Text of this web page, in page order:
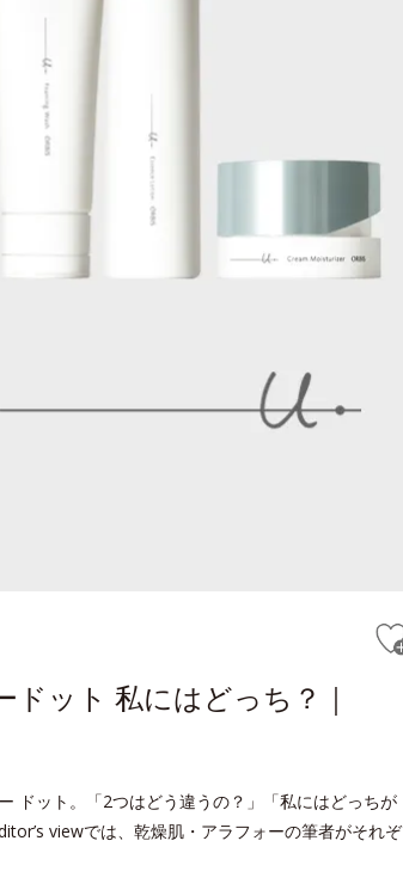
ドット 私にはどっち？｜
ドット。「2つはどう違うの？」「私にはどっちが
viewでは、乾燥肌・アラフォーの筆者がそれぞ